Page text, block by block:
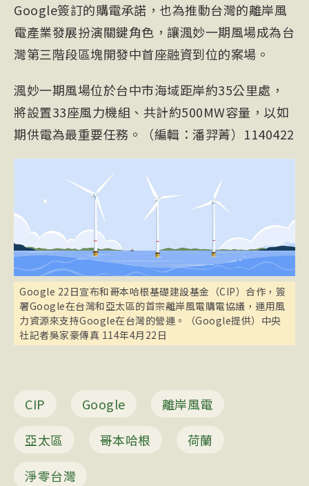
Google簽訂的購電承諾，也為推動台灣的離岸風
電產業發展扮演關鍵角色，讓渢妙一期風場成為台
灣第三階段區塊開發中首座融資到位的案場。
渢妙一期風場位於台中市海域距岸約35公里處，
將設置33座風力機組、共計約500MW容量，以如
期供電為最重要任務。（編輯：潘羿菁）1140422
Google 22日宣布和哥本哈根基礎建設基金（CIP）合作，簽
署Google在台灣和亞太區的首宗離岸風電購電協議，運用風
力資源來支持Google在台灣的營運。（Google提供）中央
社記者吳家豪傳真 114年4月22日
CIP Google
離岸風電
亞太區
哥本哈根
荷蘭
淨零台灣